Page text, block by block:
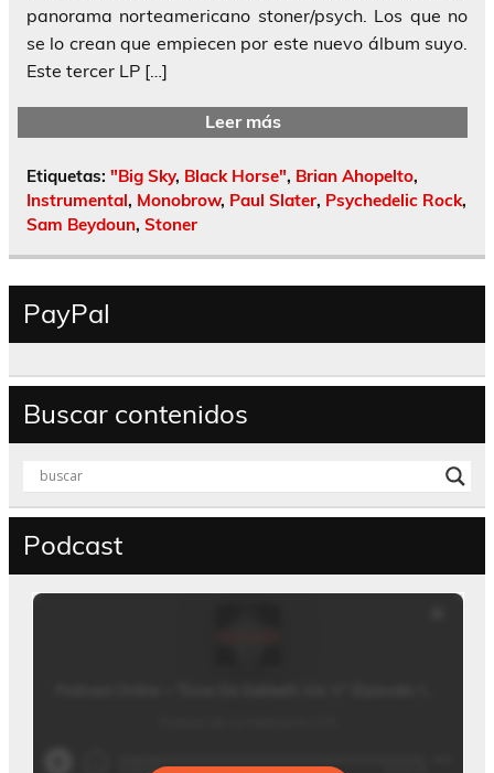
panorama norteamericano stoner/psych. Los que no
se lo crean que empiecen por este nuevo álbum suyo.
Este tercer LP […]
Leer más
Etiquetas: "Big Sky, Black Horse", Brian Ahopelto,
Instrumental, Monobrow, Paul Slater, Psychedelic Rock,
Sam Beydoun, Stoner
PayPal
Buscar contenidos
Podcast